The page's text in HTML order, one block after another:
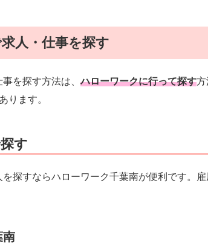
人・仕事を探す
を探す方法は、ハローワークに行って探す方
ります。
す
探すならハローワーク千葉南が便利です。
南